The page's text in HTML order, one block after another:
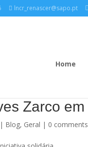
lncr_renascer@sapo.pt
Home
Zarco
Blog, Geral | 0 comments